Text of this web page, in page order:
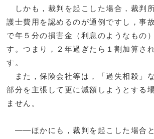
しかも，裁判を起こした場合，裁判
護士費用を認めるのが通例ですし，事
で年５分の損害金（利息のようなもの
す。つまり，２年過ぎたら１割加算さ
す。
また，保険会社等は，「過失相殺」
部分を主張して更に減額しようとする
ません。
――ほかにも，裁判を起こした場合と